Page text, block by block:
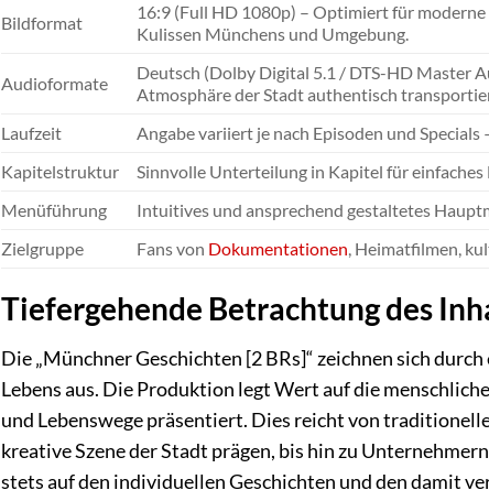
Bildformat
16:9 (Full HD 1080p) – Optimiert für
Kulissen Münchens und Umgebung.
Audioformate
Deutsch (Dolby Digital 5.1 / DTS-HD Master
Atmosphäre der Stadt authentisch
Laufzeit
Angabe variiert je nach Episoden und
Kapitelstruktur
Sinnvolle Unterteilung in Kapitel für
Menüführung
Intuitives und ansprechend gestaltetes
Zielgruppe
Fans von Dokumentationen, Heimatfilmen,
Tiefergehende Betrachtung des
Die „Münchner Geschichten [2 BRs]“ zeichnen sich
Lebens aus. Die Produktion legt Wert auf die
und Lebenswege präsentiert. Dies reicht von
kreative Szene der Stadt prägen, bis hin zu
stets auf den individuellen Geschichten und den damit